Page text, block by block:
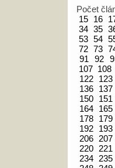
Počet
15 16
34 35
53 54
72 73
91
92
107 108
122
123
136
137
150
151
164
165
178
179
192
193
206 207
220
221
234
235